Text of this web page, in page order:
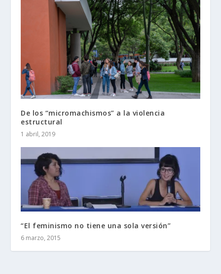
De los “micromachismos” a la violencia
estructural
1 abril, 2019
“El feminismo no tiene una sola versión”
6 marzo, 2015